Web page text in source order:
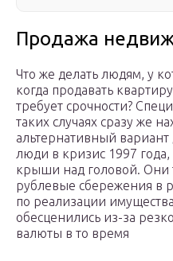
Продажа
Что же делать людям, у
когда продавать
требует срочности?
таких случаях сразу же
альтернативный
люди в кризис 1997
крыши над головой. Они
рублевые сбережения в
по реализации
обесценились из-за
валюты в то время